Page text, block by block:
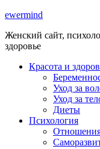
ewermind
Женский сайт,
здоровье
Красота и
Уход за
Уход за
Диеты
Психология